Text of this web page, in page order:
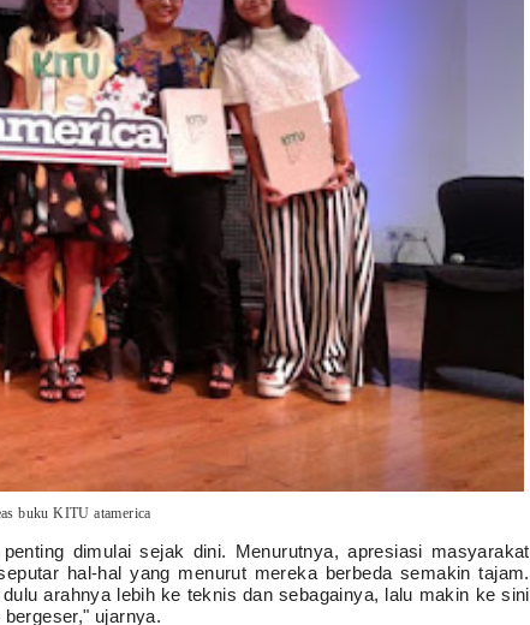
buku KITU atamerica
dimulai sejak dini. Menurutnya, apresiasi masyarakat
hal-hal yang menurut mereka berbeda semakin tajam.
arahnya lebih ke teknis dan sebagainya, lalu makin ke sini
ujarnya.